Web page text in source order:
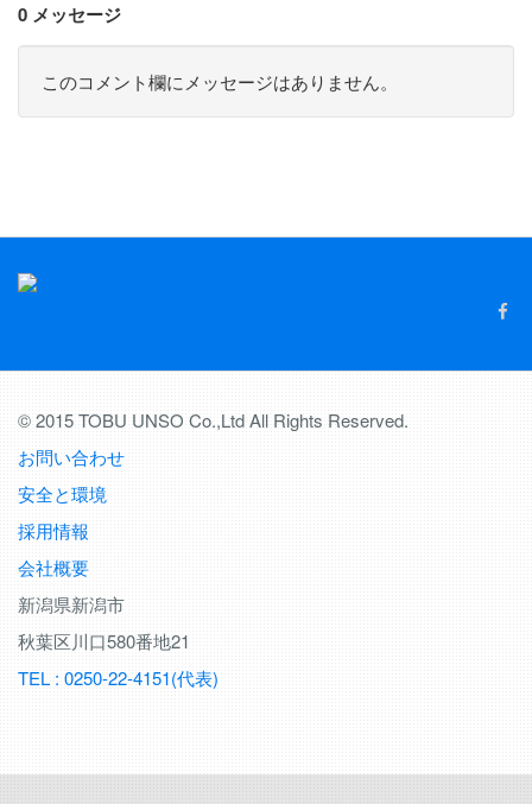
0 メッセージ
このコメント欄にメッセージはありません。
© 2015 TOBU UNSO Co.,Ltd All Rights Reserved.
お問い合わせ
安全と環境
採用情報
会社概要
新潟県新潟市
秋葉区川口580番地21
TEL : 0250-22-4151(代表)